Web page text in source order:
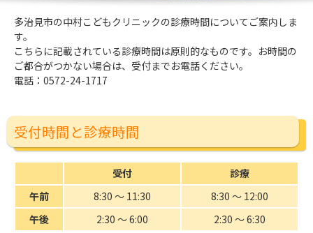
多治見市の中村こどもクリニックの診療時間についてご案内しま
す。
こちらに記載されている診療時間は原則的なものです。お時間の
ご都合がつかない場合は、受付までお電話ください。
電話：0572-24-1717
受付時間と診療時間
受付
診療
午前
8:30 〜 11:30
8:30 〜 12:00
午後
2:30 〜 6:00 2:30 〜 6:30